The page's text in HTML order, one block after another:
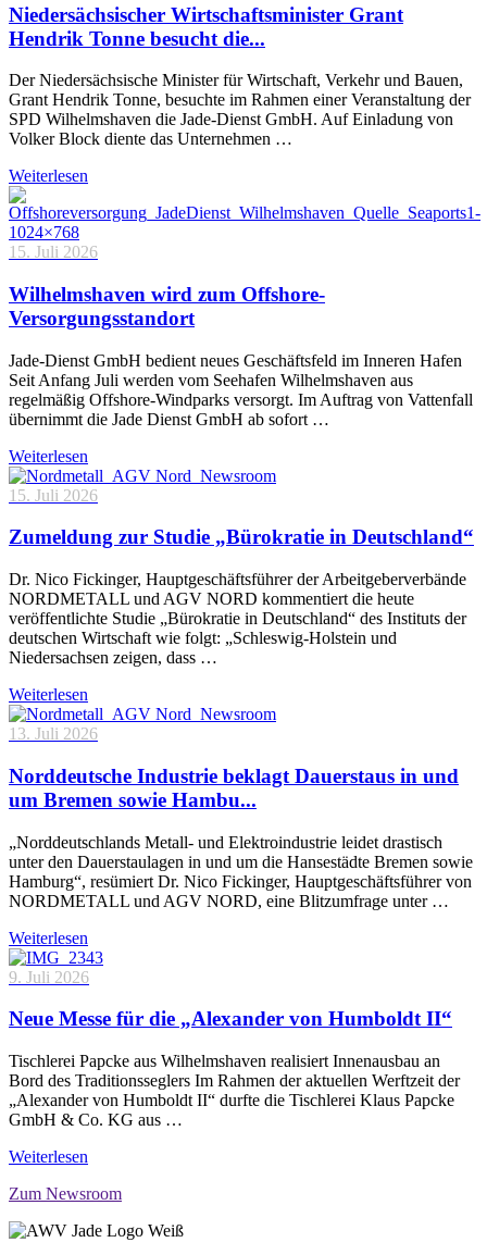
Niedersächsischer Wirtschaftsminister Grant
Hendrik Tonne besucht die...
Der Niedersächsische Minister für Wirtschaft, Verkehr und Bauen,
Grant Hendrik Tonne, besuchte im Rahmen einer Veranstaltung der
SPD Wilhelmshaven die Jade-Dienst GmbH. Auf Einladung von
Volker Block diente das Unternehmen …
Weiterlesen
15. Juli 2026
Wilhelmshaven wird zum Offshore-
Versorgungsstandort
Jade-Dienst GmbH bedient neues Geschäftsfeld im Inneren Hafen
Seit Anfang Juli werden vom Seehafen Wilhelmshaven aus
regelmäßig Offshore-Windparks versorgt. Im Auftrag von Vattenfall
übernimmt die Jade Dienst GmbH ab sofort …
Weiterlesen
15. Juli 2026
Zumeldung zur Studie „Bürokratie in Deutschland“
Dr. Nico Fickinger, Hauptgeschäftsführer der Arbeitgeberverbände
NORDMETALL und AGV NORD kommentiert die heute
veröffentlichte Studie „Bürokratie in Deutschland“ des Instituts der
deutschen Wirtschaft wie folgt: „Schleswig-Holstein und
Niedersachsen zeigen, dass …
Weiterlesen
13. Juli 2026
Norddeutsche Industrie beklagt Dauerstaus in und
um Bremen sowie Hambu...
„Norddeutschlands Metall- und Elektroindustrie leidet drastisch
unter den Dauerstaulagen in und um die Hansestädte Bremen sowie
Hamburg“, resümiert Dr. Nico Fickinger, Hauptgeschäftsführer von
NORDMETALL und AGV NORD, eine Blitzumfrage unter …
Weiterlesen
9. Juli 2026
Neue Messe für die „Alexander von Humboldt II“
Tischlerei Papcke aus Wilhelmshaven realisiert Innenausbau an
Bord des Traditionsseglers Im Rahmen der aktuellen Werftzeit der
„Alexander von Humboldt II“ durfte die Tischlerei Klaus Papcke
GmbH & Co. KG aus …
Weiterlesen
Zum Newsroom